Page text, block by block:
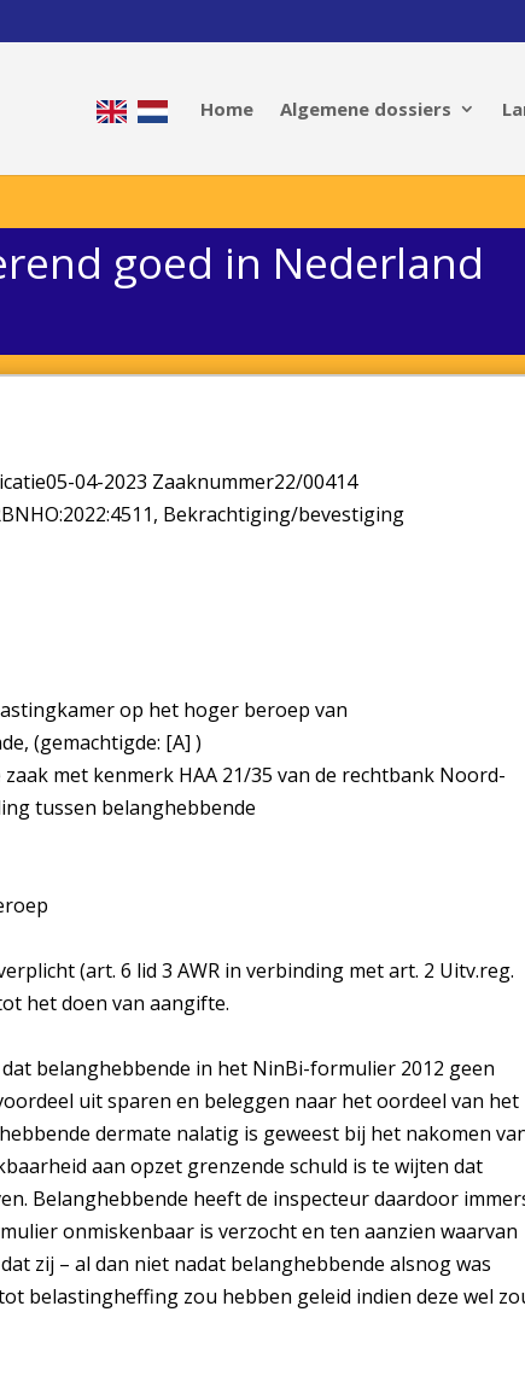
Home Algemene dossiers
goed in Nederland
04-2023 Zaaknummer22/00414
Bekrachtiging/bevestiging
op het hoger beroep van
(gemachtigde: [A] )
met kenmerk HAA 21/35 van de rechtbank Noord-
tussen belanghebbende
(art. 6 lid 3 AWR in verbinding met art. 2 Uitv.reg.
het doen van aangifte.
belanghebbende in het NinBi-formulier 2012 geen
uit sparen en beleggen naar het oordeel van het
dermate nalatig is geweest bij het nakomen
aan opzet grenzende schuld is te wijten dat
Belanghebbende heeft de inspecteur daardoor
onmiskenbaar is verzocht en ten aanzien waarvan
zij – al dan niet nadat belanghebbende alsnog was
belastingheffing zou hebben geleid indien deze wel